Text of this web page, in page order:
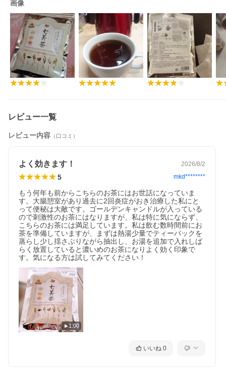
画像
レビュー一覧
レビュー内容 （口コミ）
よく効きます！ 2026/8/2
5 mkd********
もう何年も前からこちらのお茶にはお世話になっていま
す。大腸憩室があり過去に2回炎症がおき治療した私にと
って便秘は大敵です。ゴールデンキャンドルが入っている
ので刺激性のお茶にはなりますが、私は特に気にならず、
こちらのお茶には満足しています。私は飲む数時間前にお
茶を準備していますが、まずは熱湯少量でティーパックを
蒸らし少し揺さぶりながら抽出し、お湯を追加で入れしば
らく放置していると濃いめのお茶になりよく効く印象で
す。気になる方は試してみてください！
1:00
いいね 0